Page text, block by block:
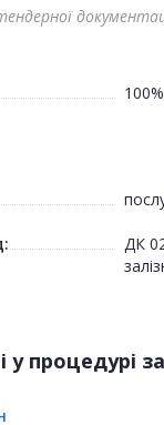
100%
ДК
процедурі